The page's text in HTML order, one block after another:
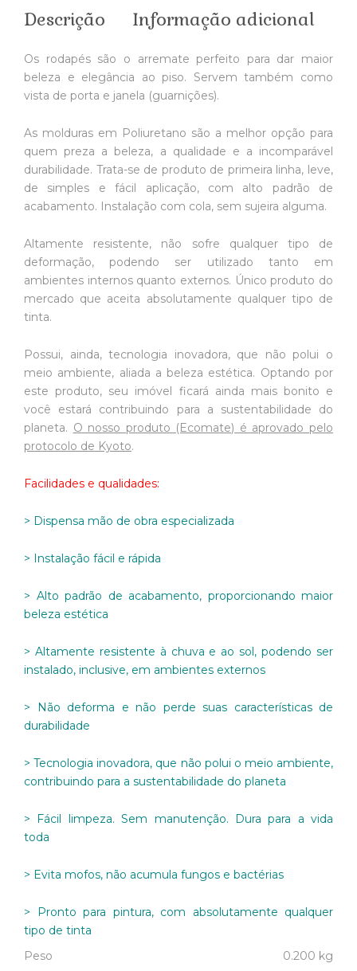
Descrição Informação adicional
Os rodapés são o arremate perfeito para dar maior
beleza e elegância ao piso. Servem também como
vista de porta e janela (guarnições).
As molduras em Poliuretano são a melhor opção para
quem preza a beleza, a qualidade e a incomparável
durabilidade. Trata-se de produto de primeira linha, leve,
de simples e fácil aplicação, com alto padrão de
acabamento. Instalação com cola, sem sujeira alguma.
Altamente resistente, não sofre qualquer tipo de
deformação, podendo ser utilizado tanto em
ambientes internos quanto externos. Único produto do
mercado que aceita absolutamente qualquer tipo de
tinta.
Possui, ainda, tecnologia inovadora, que não polui o
meio ambiente, aliada a beleza estética. Optando por
este produto, seu imóvel ficará ainda mais bonito e
você estará contribuindo para a sustentabilidade do
planeta. O nosso produto (Ecomate) é aprovado pelo
protocolo de Kyoto.
Facilidades e qualidades:
> Dispensa mão de obra especializada
> Instalação fácil e rápida
> Alto padrão de acabamento, proporcionando maior
beleza estética
> Altamente resistente à chuva e ao sol, podendo ser
instalado, inclusive, em ambientes externos
> Não deforma e não perde suas características de
durabilidade
> Tecnologia inovadora, que não polui o meio ambiente,
contribuindo para a sustentabilidade do planeta
> Fácil limpeza. Sem manutenção. Dura para a vida
toda
> Evita mofos, não acumula fungos e bactérias
> Pronto para pintura, com absolutamente qualquer
tipo de tinta
Peso
0.200 kg